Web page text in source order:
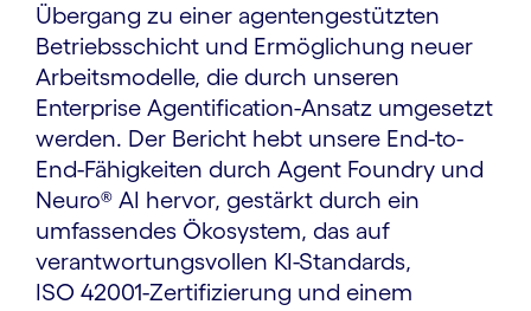
Übergang zu einer agentengestützten
Betriebsschicht und Ermöglichung neuer
Arbeitsmodelle, die durch unseren
Enterprise Agentification-Ansatz umgesetzt
werden. Der Bericht hebt unsere End-to-
End-Fähigkeiten durch Agent Foundry und
Neuro® AI hervor, gestärkt durch ein
umfassendes Ökosystem, das auf
verantwortungsvollen KI-Standards,
ISO 42001-Zertifizierung und einem